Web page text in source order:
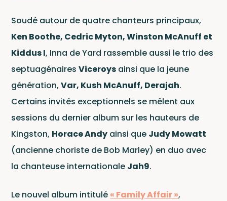
Soudé autour de quatre chanteurs principaux,
Ken Boothe, Cedric Myton, Winston McAnuff et
Kiddus I, Inna de Yard rassemble aussi le trio des
septuagénairesViceroys ainsi que la jeune
génération,Var, Kush McAnuff, Derajah.
Certains invités exceptionnels se mêlent aux
sessions du dernier album sur les hauteurs de
Kingston, Horace Andy ainsi que Judy Mowatt
(ancienne choriste de Bob Marley) en duo avec
la chanteuse internationale Jah9.
Le nouvel album intitulé « Family Affair »,
démos
cliquez ici